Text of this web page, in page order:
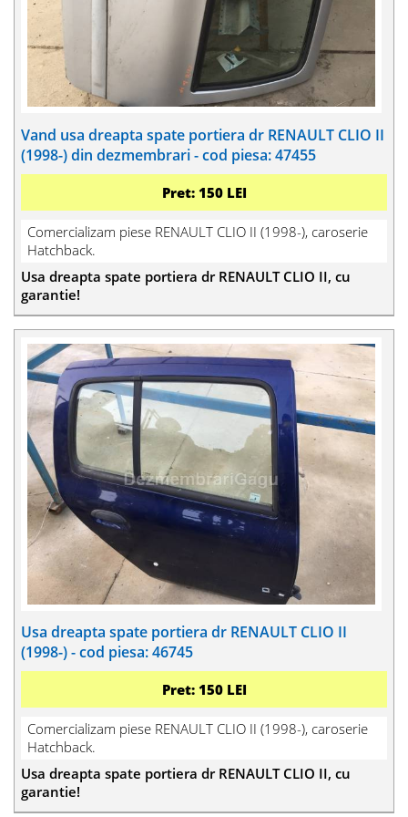
Vand usa dreapta spate portiera dr RENAULT CLIO II
(1998-) din dezmembrari - cod piesa: 47455
Pret: 150 LEI
Comercializam piese RENAULT CLIO II (1998-), caroserie
Hatchback.
Usa dreapta spate portiera dr RENAULT CLIO II, cu
garantie!
Usa dreapta spate portiera dr RENAULT CLIO II
(1998-) - cod piesa: 46745
Pret: 150 LEI
Comercializam piese RENAULT CLIO II (1998-), caroserie
Hatchback.
Usa dreapta spate portiera dr RENAULT CLIO II, cu
garantie!